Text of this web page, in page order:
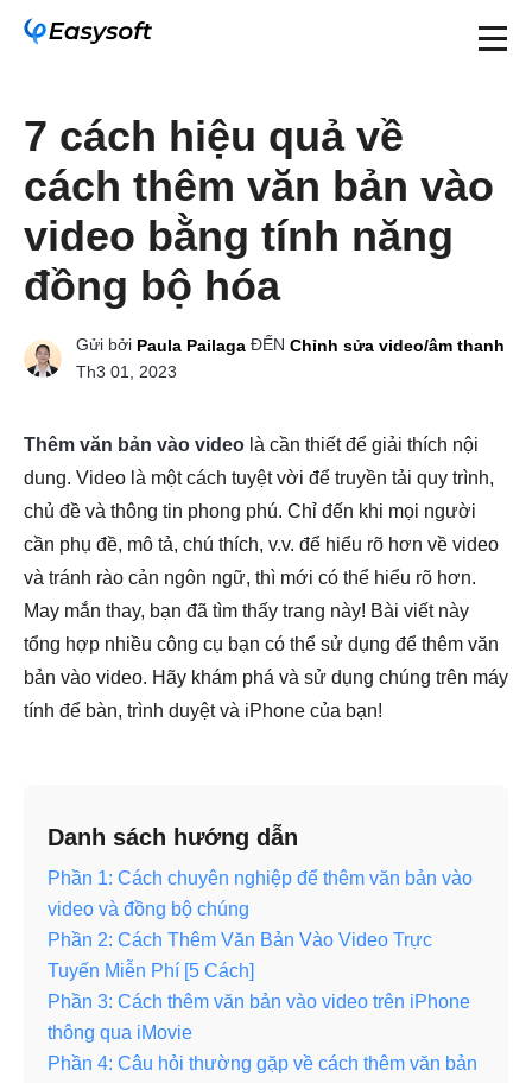
7 cách hiệu quả về
cách thêm văn bản vào
video bằng tính năng
đồng bộ hóa
Gửi bởi Paula Pailaga ĐẾN Chỉnh sửa video/âm thanh
Th3 01, 2023
Thêm văn bản vào video là cần thiết để giải thích nội
dung. Video là một cách tuyệt vời để truyền tải quy trình,
chủ đề và thông tin phong phú. Chỉ đến khi mọi người
cần phụ đề, mô tả, chú thích, v.v. để hiểu rõ hơn về video
và tránh rào cản ngôn ngữ, thì mới có thể hiểu rõ hơn.
May mắn thay, bạn đã tìm thấy trang này! Bài viết này
tổng hợp nhiều công cụ bạn có thể sử dụng để thêm văn
bản vào video. Hãy khám phá và sử dụng chúng trên máy
tính để bàn, trình duyệt và iPhone của bạn!
Danh sách hướng dẫn
Phần 1: Cách chuyên nghiệp để thêm văn bản vào
video và đồng bộ chúng
Phần 2: Cách Thêm Văn Bản Vào Video Trực
Tuyến Miễn Phí [5 Cách]
Phần 3: Cách thêm văn bản vào video trên iPhone
thông qua iMovie
Phần 4: Câu hỏi thường gặp về cách thêm văn bản